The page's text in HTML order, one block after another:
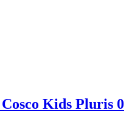
Kids Pluris 0